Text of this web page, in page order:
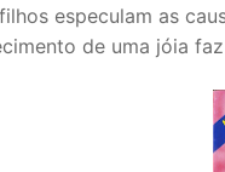
especulam as
de uma jóia